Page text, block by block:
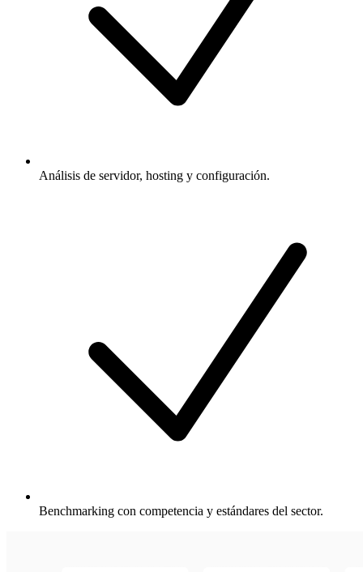
Análisis de servidor, hosting y configuración.
Benchmarking con competencia y estándares del sector.